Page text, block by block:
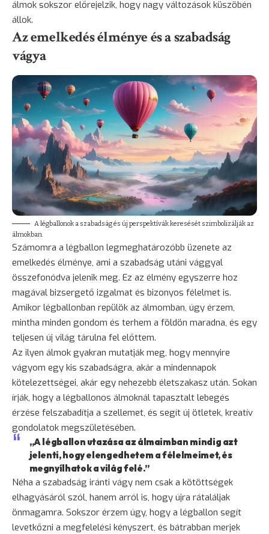
álmok sokszor előrejelzik, hogy nagy változások küszöbén
állok.
Az emelkedés élménye és a szabadság
vágya
A légballonok a szabadság és új perspektívák keresését szimbolizálják az
álmokban.
Számomra a légballon legmeghatározóbb üzenete az
emelkedés élménye, ami a szabadság utáni vággyal
összefonódva jelenik meg. Ez az élmény egyszerre hoz
magával bizsergető izgalmat és bizonyos félelmet is.
Amikor légballonban repülök az álmomban, úgy érzem,
mintha minden gondom és terhem a földön maradna, és egy
teljesen új világ tárulna fel előttem.
Az ilyen álmok gyakran mutatják meg, hogy mennyire
vágyom egy kis szabadságra, akár a mindennapok
kötelezettségei, akár egy nehezebb életszakasz után. Sokan
írják, hogy a légballonos álmoknál tapasztalt lebegés
érzése felszabadítja a szellemet, és segít új ötletek, kreatív
gondolatok megszületésében.
„A légballon utazása az álmaimban mindig azt
jelenti, hogy elengedhetem a félelmeimet, és
megnyílhatok a világ felé.”
Néha a szabadság iránti vágy nem csak a kötöttségek
elhagyásáról szól, hanem arról is, hogy újra rátaláljak
önmagamra. Sokszor érzem úgy, hogy a légballon segít
levetkőzni a megfelelési kényszert, és bátrabban merjek